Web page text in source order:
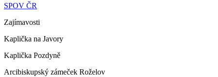
SPOV ČR
Zajímavosti
Kaplička na Javory
Kaplička Pozdyně
Arcibiskupský zámeček Roželov